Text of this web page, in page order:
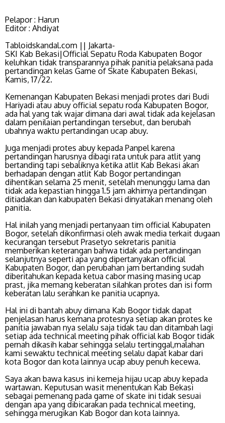
Pelapor : Harun
Editor : Ahdiyat
Tabloidskandal.com || Jakarta-
SKI Kab Bekasi|Official Sepatu Roda Kabupaten Bogor
keluhkan tidak transparannya pihak panitia pelaksana pada
pertandingan kelas Game of Skate Kabupaten Bekasi,
Kamis, 17/22.
Kemenangan Kabupaten Bekasi menjadi protes dari Budi
Hariyadi atau abuy official sepatu roda Kabupaten Bogor,
ada hal yang tak wajar dimana dari awal tidak ada kejelasan
dalam penilaian pertandingan tersebut, dan berubah
ubahnya waktu pertandingan ucap abuy.
Juga menjadi protes abuy kepada Panpel karena
pertandingan harusnya dibagi rata untuk para atlit yang
bertanding tapi sebaliknya ketika atlit Kab Bekasi akan
berhadapan dengan atlit Kab Bogor pertandingan
dihentikan selama 25 menit, setelah menunggu lama dan
tidak ada kepastian hingga 1.5 jam akhirnya pertandingan
ditiadakan dan kabupaten Bekasi dinyatakan menang oleh
panitia.
Hal inilah yang menjadi pertanyaan tim official Kabupaten
Bogor, setelah dikonfirmasi oleh awak media terkait dugaan
kecurangan tersebut Prasetyo sekretaris panitia
memberikan keterangan bahwa tidak ada pertandingan
selanjutnya seperti apa yang dipertanyakan official
Kabupaten Bogor, dan perubahan jam bertanding sudah
diberitahukan kepada ketua cabor masing masing ucap
prast, jika memang keberatan silahkan protes dan isi form
keberatan lalu serahkan ke panitia ucapnya.
Hal ini di bantah abuy dimana Kab Bogor tidak dapat
penjelasan harus kemana protesnya setiap akan protes ke
panitia jawaban nya selalu saja tidak tau dan ditambah lagi
setiap ada technical meeting pihak official kab Bogor tidak
pernah dikasih kabar sehingga selalu tertinggal,malahan
kami sewaktu technical meeting selalu dapat kabar dari
kota Bogor dan kota lainnya ucap abuy penuh kecewa.
Saya akan bawa kasus ini kemeja hijau ucap abuy kepada
wartawan. Keputusan wasit menentukan Kab Bekasi
sebagai pemenang pada game of skate ini tidak sesuai
dengan apa yang dibicarakan pada technical meeting,
sehingga merugikan Kab Bogor dan kota lainnya.